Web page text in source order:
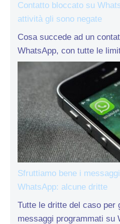
Contatto bloccato su
attività gli sono negate
Cosa succede ad un
WhatsApp, con tutte le
Sfruttiamo bene i
WhatsApp: alcune dritte
Tutte le dritte del caso per
messaggi programmati su